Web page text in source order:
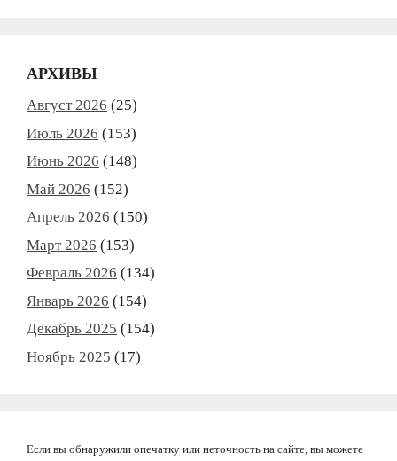
АРХИВЫ
Август 2026 (25)
Июль 2026 (153)
Июнь 2026 (148)
Май 2026 (152)
Апрель 2026 (150)
Март 2026 (153)
Февраль 2026 (134)
Январь 2026 (154)
Декабрь 2025 (154)
Ноябрь 2025 (17)
Если вы обнаружили опечатку или неточность на сайте, вы можете